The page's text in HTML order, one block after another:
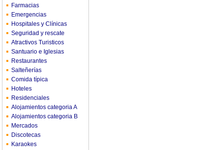
Farmacias
Emergencias
Hospitales y Clínicas
Seguridad y rescate
Atractivos Turisticos
Santuario e Iglesias
Restaurantes
Salteñerías
Comida típica
Hoteles
Residenciales
Alojamientos categoria A
Alojamientos categoria B
Mercados
Discotecas
Karaokes